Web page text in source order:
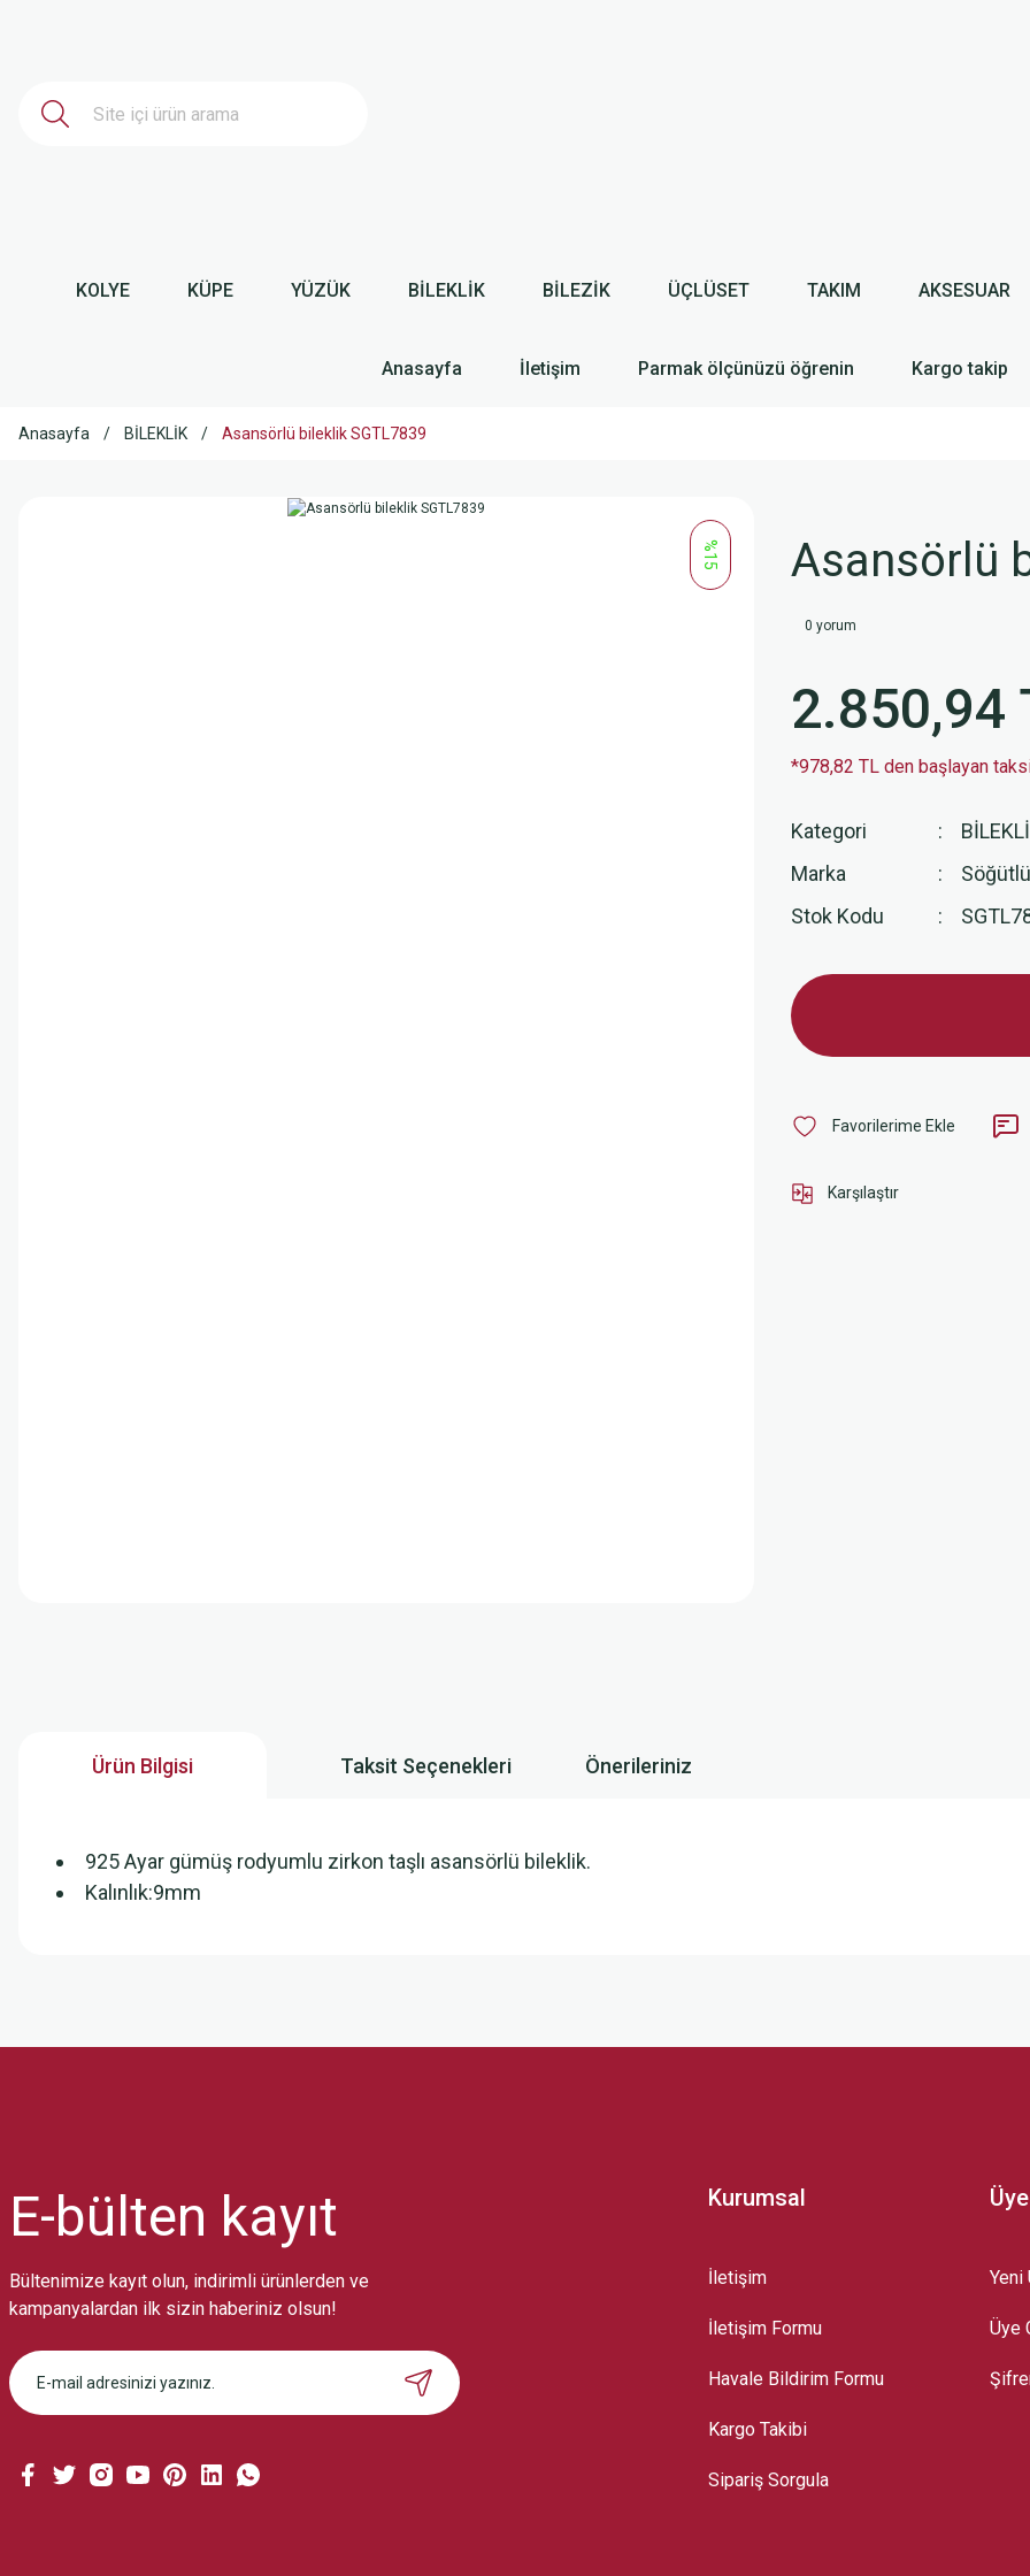
KOLYE KÜPE YÜZÜK BİLEKLİK BİLEZİK ÜÇLÜSET TAKIM AKSESUAR
Anasayfa İletişim Parmak ölçünüzü öğrenin Kargo takip
Anasayfa BİLEKLİK Asansörlü bileklik SGTL7839
%15 Asansörlü
0 yorum
2.850,94
*978,82 TL den başlayan
Kategori
Marka
Stok Kodu
Karşılaştır
Ürün Bilgisi Taksit Seçenekleri Önerileriniz
925 Ayar gümüş rodyumlu zirkon taşlı asansörlü bileklik.
Kalınlık:9mm
Bu ürüne benzer farklı alternatifler olmalı.
Gönder
E-bülten kayıt
Bültenimize kayıt olun, indirimli ürünlerden ve
kampanyalardan ilk sizin haberiniz olsun!
Kurumsal
İletişim
İletişim Formu
Havale Bildirim Formu
Kargo Takibi
Sipariş Sorgula
Yeni
Üye